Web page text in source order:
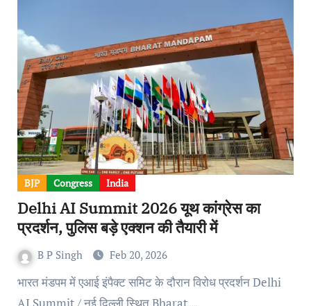
BJP Congress India
Delhi AI Summit 2026 यूथ कांग्रेस का
प्रदर्शन, पुलिस बड़े एक्शन की तैयारी में
B P Singh Feb 20, 2026
भारत मंडपम में एआई इंपैक्ट समिट के दौरान विरोध प्रदर्शन Delhi